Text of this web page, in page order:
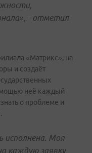
- отметил
«Матрикс», на
и создаёт
неё каждый
о проблеме и
исполнена. Моя
каждую заявку